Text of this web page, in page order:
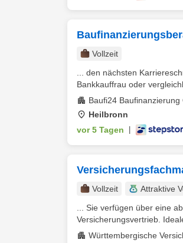
Vollzeit
... den nächsten
Bankkauffrau oder
Baufi24 Baufinanzierung
Heilbronn
vor 5 Tagen
Vollzeit
Attraktive
... Sie verfügen über eine
Versicherungsvertrieb.
Württembergische